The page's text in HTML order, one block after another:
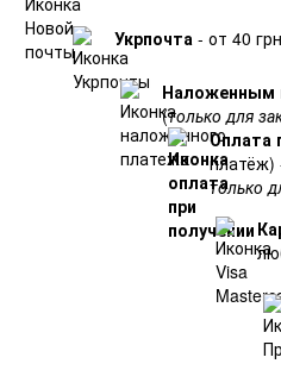
Укрпочта - от 40
Наложенным
(только для
Оплата
платёж)
только